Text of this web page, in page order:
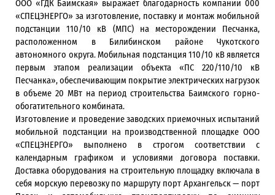
ООО «ГДК Баимская» выражает благодарность компании 000
«СПЕЦЭНЕРГО» за изготовление, поставку и монтаж мобильной
подстанции 110/10 кВ (МПС) на месторождении Песчанка,
расположенном в Билибинском районе Чукотского
автономного округа. Мобильная подстанция 110/10 кВ является
первым этапом реализации объекта «ПС 220/110/10 кВ
Песчанка», обеспечивающим покрытие электрических нагрузок
в объеме 20 МВт на период строительства Баимского горно-
обогатительного комбината.
Изготовление и проведение заводских приемочных испытаний
мобильной подстанции на производственной площадке ООО
«СПЕЦЭНЕРГО» выполнено в строгом соответствии с
календарным графиком и условиями договора поставки.
Доставка оборудования на строительную площадку включала в
себя морскую перевозку по маршруту порт Архангельск — порт